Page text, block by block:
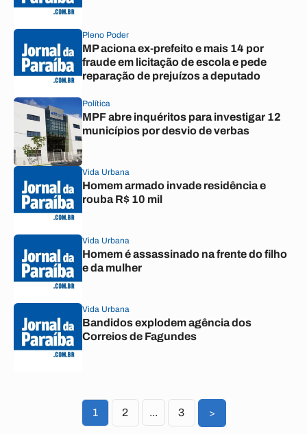
Pleno Poder
MP aciona ex-prefeito e mais 14 por
fraude em licitação de escola e pede
reparação de prejuízos a deputado
Política
MPF abre inquéritos para investigar 12
municípios por desvio de verbas
Vida Urbana
Homem armado invade residência e
rouba R$ 10 mil
Vida Urbana
Homem é assassinado na frente do filho
e da mulher
Vida Urbana
Bandidos explodem agência dos
Correios de Fagundes
1 2 ... 3 >